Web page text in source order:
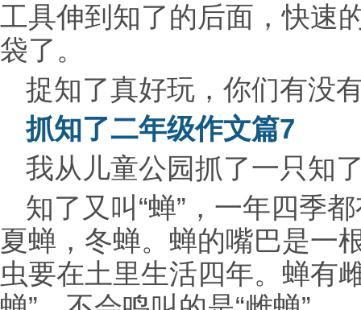
工具伸到知了的后面，快速
袋了。
捉知了真好玩，你们有没
抓知了二年级作文篇7
我从儿童公园抓了一只知
知了又叫“蝉”，一年四季
夏蝉，冬蝉。蝉的嘴巴是一
虫要在土里生活四年。蝉有